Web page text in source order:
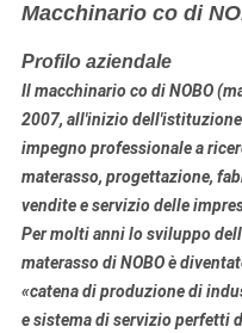
Macchinario co di
Profilo aziendale
Il macchinario co di NOBO
2007, all'inizio
impegno professionale a
materasso, progettazione,
vendite e servizio delle
Per molti anni lo sviluppo
materasso di NOBO è
«catena di produzione di
e sistema di servizio perfetti